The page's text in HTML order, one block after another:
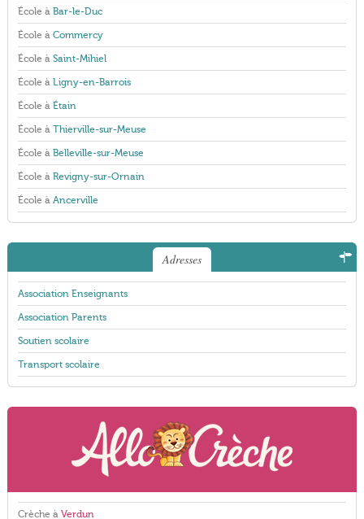
École à Bar-le-Duc
École à Commercy
École à Saint-Mihiel
École à Ligny-en-Barrois
École à Étain
École à Thierville-sur-Meuse
École à Belleville-sur-Meuse
École à Revigny-sur-Ornain
École à Ancerville
Adresses
Association Enseignants
Association Parents
Soutien scolaire
Transport scolaire
Crèche à Verdun